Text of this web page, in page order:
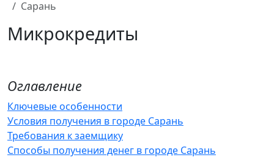
Сарань
Микрокредиты
Оглавление
Ключевые особенности
Условия получения в городе Сарань
Требования к заемщику
Способы получения денег в городе Сарань